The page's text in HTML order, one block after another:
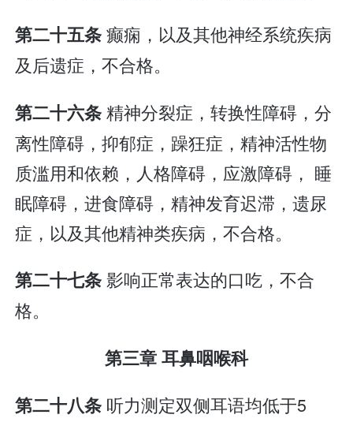
第二十五条癫痫，以及其他神经系统疾病
及后遗症，不合格。
第二十六条精神分裂症，转换性障碍，分
离性障碍，抑郁症，躁狂症，精神活性物
质滥用和依赖，人格障碍，应激障碍， 睡
眠障碍，进食障碍，精神发育迟滞，遗尿
症，以及其他精神类疾病，不合格。
第二十七条影响正常表达的口吃，不合
格。
第三章 耳鼻咽喉科
第二十八条 听力测定双侧耳语均低于5